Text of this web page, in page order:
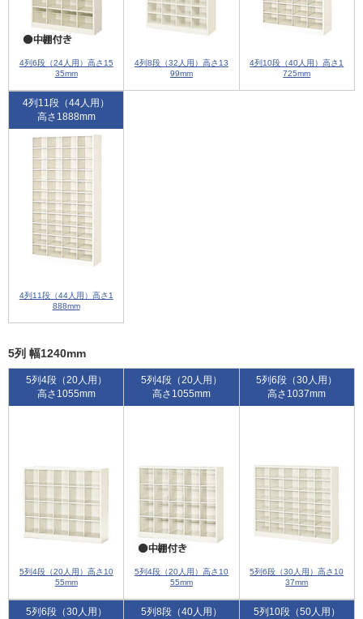
4列6段（24人用）高さ15
35mm
4列8段（32人用）高さ13
99mm
4列10段（40人用）高さ1
725mm
4列11段（44人用）
高さ1888mm
4列11段（44人用）高さ1
888mm
5列 幅1240mm
5列4段（20人用）
高さ1055mm
5列4段（20人用）高さ10
55mm
5列4段（20人用）
高さ1055mm
5列4段（20人用）高さ10
55mm
5列6段（30人用）
高さ1037mm
5列6段（30人用）高さ10
37mm
5列6段（30人用）
5列8段（40人用）
5列10段（50人用）